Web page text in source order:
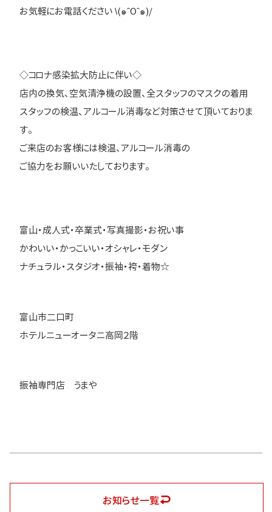
お気軽にお電話ください \(๑ˆOˆ๑)/
◇コロナ感染拡大防止に伴い◇
店内の換気、空気清浄機の設置、全スタッフのマスクの着用
スタッフの検温、アルコール消毒など対策させて頂いておりま
す。
ご来店のお客様には検温、アルコール消毒の
ご協力をお願いいたしております。
富山・成人式・卒業式・写真撮影・お祝い事
かわいい・かっこいい・オシャレ・モダン
ナチュラル・スタジオ・振袖・袴・着物☆
富山市二口町
ホテルニューオータニ高岡２階
振袖専門店 うまや
お知らせ一覧